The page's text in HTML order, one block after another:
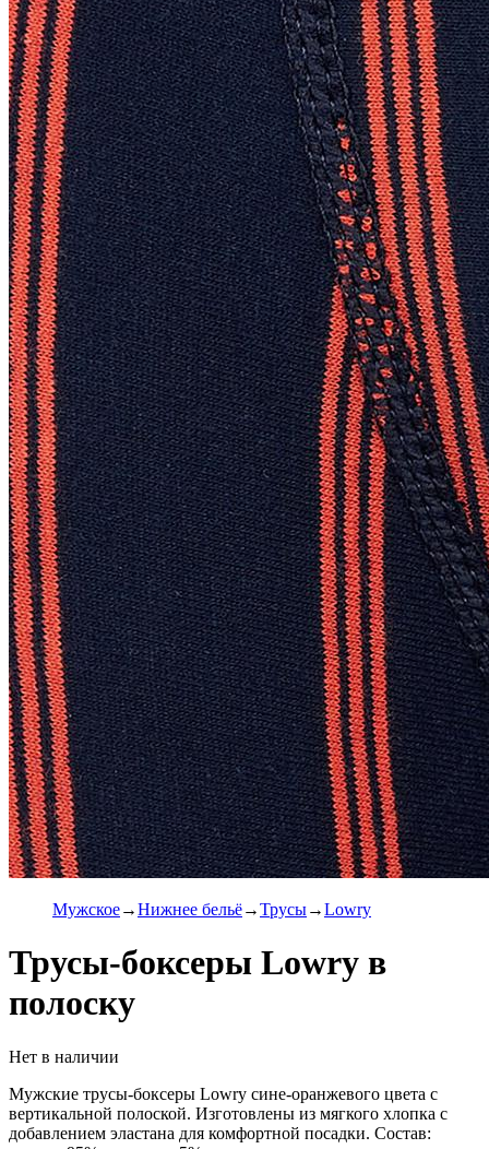
Мужское Нижнее бельё Трусы Lowry
Трусы-боксеры Lowry в
полоску
Нет в наличии
Мужские трусы-боксеры Lowry сине-оранжевого цвета с
вертикальной полоской. Изготовлены из мягкого хлопка с
добавлением эластана для комфортной посадки. Состав: